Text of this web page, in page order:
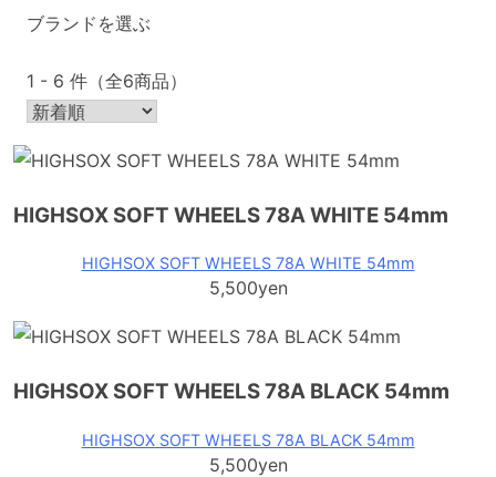
ブランドを選ぶ
1 - 6 件（全6商品）
HIGHSOX SOFT WHEELS 78A WHITE 54mm
HIGHSOX SOFT WHEELS 78A WHITE 54mm
5,500yen
HIGHSOX SOFT WHEELS 78A BLACK 54mm
HIGHSOX SOFT WHEELS 78A BLACK 54mm
5,500yen